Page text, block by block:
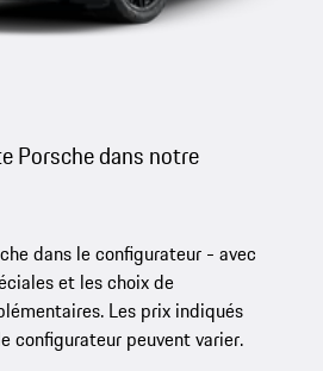
Porsche dans notre
dans le configurateur - avec
et les choix de
Les prix indiqués
configurateur peuvent varier.